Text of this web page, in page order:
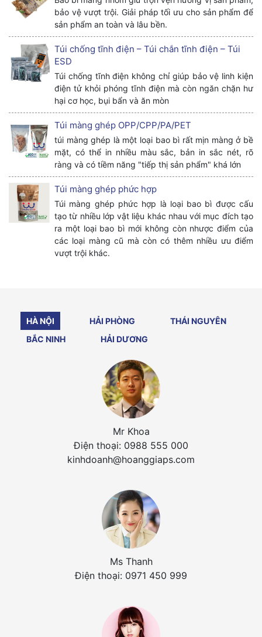
bảo vệ vượt trội. Giải pháp tối ưu cho sản phẩm để
sản phẩm an toàn và lâu bền.
Túi chống tĩnh điện – Túi chắn tĩnh điện – Túi
ESD
Túi chống tĩnh điện không chỉ giúp bảo vệ linh kiện
điện tử khỏi phóng tĩnh điện mà còn ngăn chặn hư
hại cơ học, bụi bẩn và ăn mòn
Túi màng ghép OPP/CPP/PA/PET
túi màng ghép là một loại bao bì rất mịn màng ở bề
mặt, có thể in nhiều màu sắc, bản in sắc nét, rõ
ràng và có tiềm năng "tiếp thị sản phẩm" khá lớn
Túi màng ghép phức hợp
Túi màng ghép phức hợp là loại bao bì được cấu
tạo từ nhiều lớp vật liệu khác nhau với mục đích tạo
ra một loại bao bì mới không còn nhược điểm của
các loại màng cũ mà còn có thêm nhiều ưu điểm
vượt trội khác.
HÀ NỘI HẢI PHÒNG
THÁI NGUYÊN
BẮC NINH
HẢI DƯƠNG
Mr Khoa
Điện thoại: 0988 555 000
kinhdoanh@hoanggiaps.com
Ms Thanh
Điện thoại: 0971 450 999